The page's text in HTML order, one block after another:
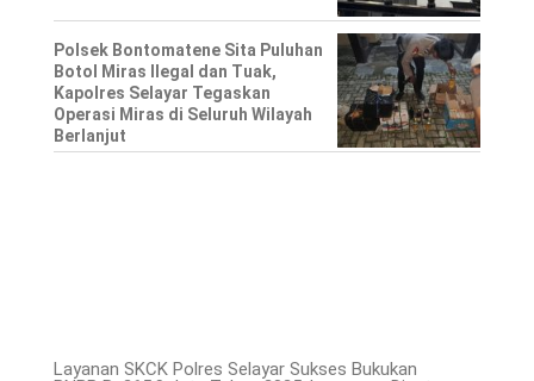
Polsek Bontomatene Sita Puluhan
Botol Miras Ilegal dan Tuak,
Kapolres Selayar Tegaskan
Operasi Miras di Seluruh Wilayah
Berlanjut
Layanan SKCK Polres Selayar Sukses Bukukan